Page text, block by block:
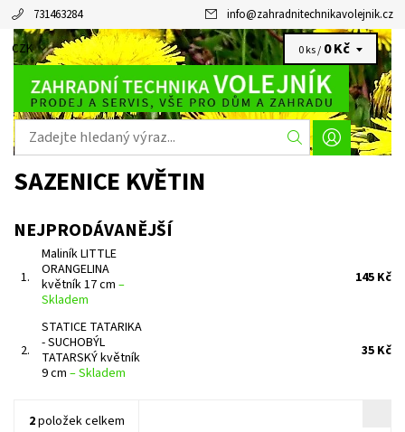
731463284 info@zahradnitechnikavolejnik.cz
CZK 0 ks / 0 Kč
SAZENICE KVĚTIN
NEJPRODÁVANĚJŠÍ
1.
Maliník LITTLE
ORANGELINA
květník 17 cm –
Skladem
145 Kč
2.
STATICE TATARIKA
- SUCHOBÝL
TATARSKÝ květník
9 cm –Skladem
35 Kč
2položek celkem